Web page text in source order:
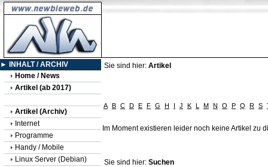
► INHALT / ARCHIV
Home / News
Artikel (ab 2017)
Artikel (Archiv)
Internet
Programme
Handy / Mobile
Linux Server (Debian)
Sie sind hier: Artikel
A B C D E F G H I J K L M N O P Q R S
Im Moment existieren leider noch keine Artikel zu
Sie sind hier: Suchen